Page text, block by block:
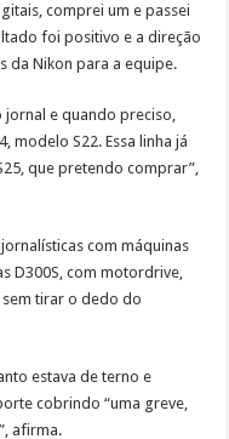
comprei um e passei
foi positivo e a direção
da Nikon para a equipe.
jornal e quando preciso,
modelo S22. Essa linha já
que pretendo comprar”,
com máquinas
D300S, com motordrive,
tirar o dedo do
estava de terno e
cobrindo “uma greve,
afirma.